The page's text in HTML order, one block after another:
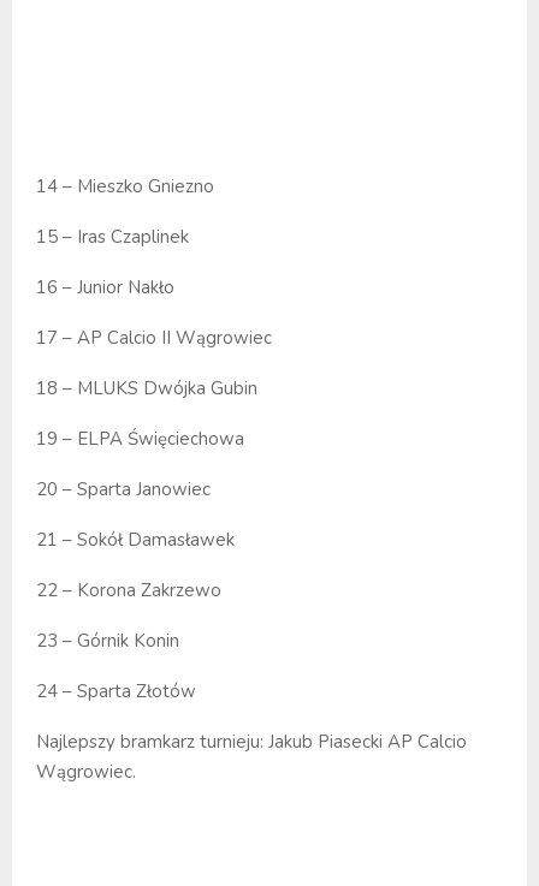
14 – Mieszko Gniezno
15 – Iras Czaplinek
16 – Junior Nakło
17 – AP Calcio II Wągrowiec
18 – MLUKS Dwójka Gubin
19 – ELPA Święciechowa
20 – Sparta Janowiec
21 – Sokół Damasławek
22 – Korona Zakrzewo
23 – Górnik Konin
24 – Sparta Złotów
Najlepszy bramkarz turnieju: Jakub Piasecki AP Calcio
Wągrowiec.